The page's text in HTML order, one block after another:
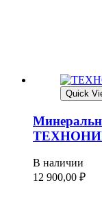
Quick
В наличии
12 900,00 ₽